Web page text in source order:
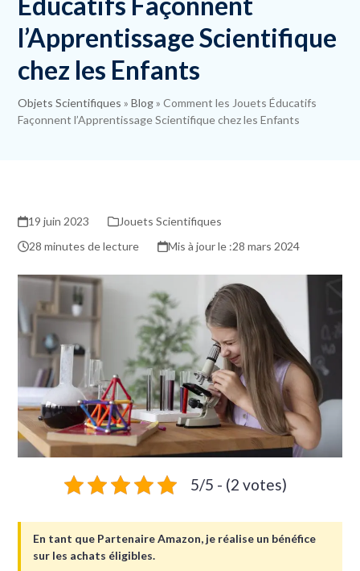
l’Apprentissage Scientifique
chez les Enfants
Objets Scientifiques »Blog»Comment les Jouets Éducatifs
Façonnent l’Apprentissage Scientifique chez les Enfants
19 juin 2023
Jouets Scientifiques
28 minutes de lecture
28 mars 2024
5/5 - (2 votes)
En tant que Partenaire Amazon, je réalise un bénéfice
sur les achats éligibles.